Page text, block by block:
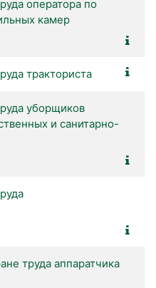
оператора по
камер
тракториста
уборщиков
и санитарно-
труда аппаратчика